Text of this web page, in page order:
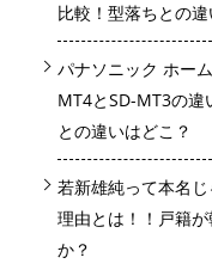
比較！型落ちとの違
パナソニック ホー
MT4とSD-MT3の違
との違いはどこ？
若新雄純って本名
理由とは！！戸籍
か？